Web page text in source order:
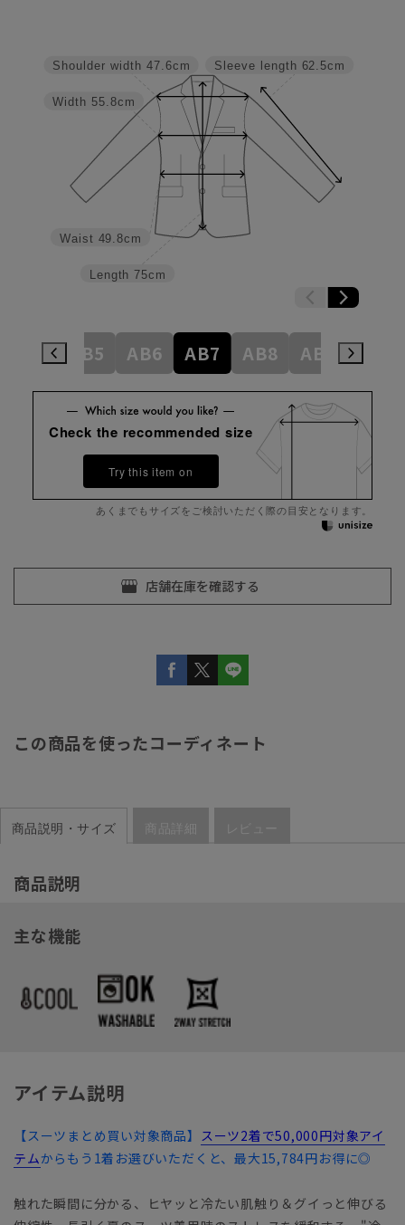
Sleeve length 62.5cm
Length 75cm
Waist 49.8cm
Width 55.8cm
Shoulder width 47.6cm
AB5 AB6 AB7 AB8 AB9
Check the recommended size
Try this item on
あくまでもサイズをご検討いただく際の目安となります。
この商品を使ったコーディネート
商品説明・サイズ 商品詳細 レビュー
商品説明
主な機能
アイテム説明
【スーツまとめ買い対象商品】 スーツ2着で50,000円対象アイ
テムからもう1着お選びいただくと、最大15,784円お得に◎
触れた瞬間に分かる、ヒヤッと冷たい肌触り＆グイっと伸びる